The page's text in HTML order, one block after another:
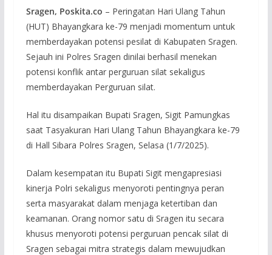
Sragen, Poskita.co – Peringatan Hari Ulang Tahun
(HUT) Bhayangkara ke-79 menjadi momentum untuk
memberdayakan potensi pesilat di Kabupaten Sragen.
Sejauh ini Polres Sragen dinilai berhasil menekan
potensi konflik antar perguruan silat sekaligus
memberdayakan Perguruan silat.
Hal itu disampaikan Bupati Sragen, Sigit Pamungkas
saat Tasyakuran Hari Ulang Tahun Bhayangkara ke-79
di Hall Sibara Polres Sragen, Selasa (1/7/2025).
Dalam kesempatan itu Bupati Sigit mengapresiasi
kinerja Polri sekaligus menyoroti pentingnya peran
serta masyarakat dalam menjaga ketertiban dan
keamanan. Orang nomor satu di Sragen itu secara
khusus menyoroti potensi perguruan pencak silat di
Sragen sebagai mitra strategis dalam mewujudkan